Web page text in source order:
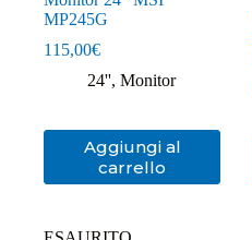
MP245G
115,00€
24'', Monitor
Aggiungi al
carrello